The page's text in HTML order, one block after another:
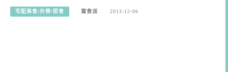
宅配美食/外帶/即食 寫食派 2013-12-06